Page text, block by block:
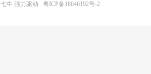
七牛强力驱动 粤ICP备18046192号-2